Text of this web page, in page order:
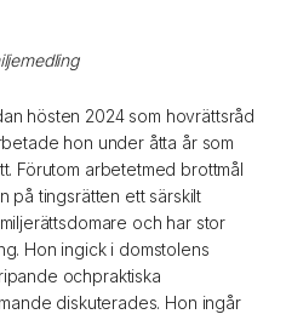
hösten 2024 som hovrättsråd
hon under åtta år som
Förutom arbetetmed brottmål
på tingsrätten ett särskilt
och har stor
Hon ingick i domstolens
ochpraktiska
diskuterades. Hon ingår